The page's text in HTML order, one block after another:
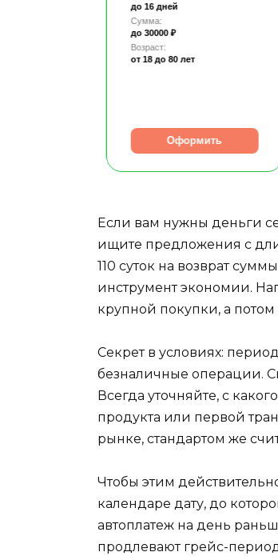
до 16 дней
Сумма:
до 30000 ₽
Возраст:
от 18 до 80 лет
Оформить
Если вам нужны деньги
ищите предложения с
110 суток на возврат
инструмент экономии.
крупной покупки, а
Секрет в условиях:
безналичные операции.
Всегда уточняйте, с
продукта или первой
рынке, стандартом же
Чтобы этим
календаре дату, до
автоплатеж на день
продлевают грейс-